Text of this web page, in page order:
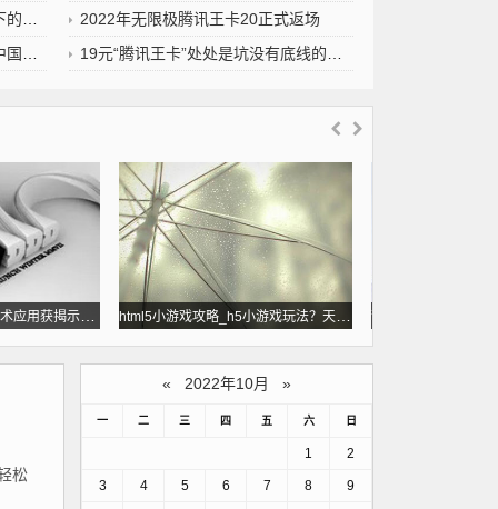
悲惨
25日
2022年无限极腾讯王卡20正式返场
19元“腾讯王卡”处处是坑没有底线的联通忽悠了多少用户
黄土高原古人类石器技术应用获揭示2022年10月25日 html5小游戏攻略_h5小游戏玩法？天空石器官网
松
« 2022年10月 »
一 二 三 四 五 六 日
1 2
3 4 5 6 7 8 9